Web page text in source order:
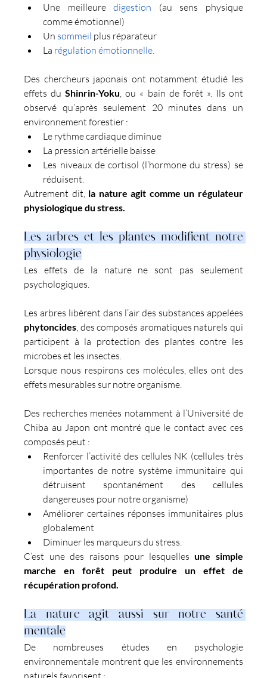
Une meilleure digestion (au sens physique
comme émotionnel)
Un sommeil plus réparateur
La régulation émotionnelle.
Des chercheurs japonais ont notamment étudié les
effets du Shinrin-Yoku , ou « bain de forêt ». Ils ont
observé qu’après seulement 20 minutes dans un
environnement forestier :
Le rythme cardiaque diminue
La pression artérielle baisse
Les niveaux de cortisol (l’hormone du stress) se
réduisent.
Autrement dit, la nature agit comme un régulateur
physiologique du stress.
Les arbres et les plantes modifient notre
physiologie
Les effets de la nature ne sont pas seulement
psychologiques.
phytoncides , des composés aromatiques naturels qui
participent à la protection des plantes contre les
microbes et les insectes.
Lorsque nous respirons ces molécules, elles ont des
effets mesurables sur notre organisme.
Des recherches menées notamment à l’Université de
Chiba au Japon ont montré que le contact avec ces
composés peut :
Renforcer l’activité des cellules NK (cellules très
importantes de notre système immunitaire qui
détruisent spontanément des cellules
dangereuses pour notre organisme)
Améliorer certaines réponses immunitaires plus
globalement
Diminuer les marqueurs du stress.
C’est une des raisons pour lesquelles une simple
marche en forêt peut produire un effet de
récupération profond.
La nature agit aussi sur notre santé
mentale
De nombreuses études en psychologie
environnementale montrent que les environnements
naturels favorisent :